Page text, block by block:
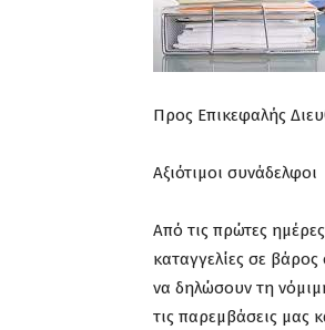
Προς Επικεφαλής
Αξιότιμοι συνάδελφοι
Από τις πρώτες
καταγγελίες σε
να δηλώσουν τη
τις παρεμβάσεις μας